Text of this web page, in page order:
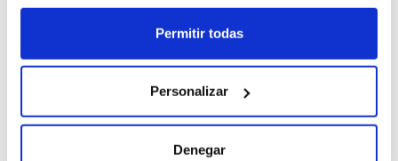
Permitir todas
Personalizar
Denegar
Se publica una información que no es real. Me han notificado
que esta oferta no existe ya. La he solicitado desde hace mas
de 2 semanas, con documentación enviada y en estudio, con
correos y mensajes haciendo referencia a esta oferta y hoy